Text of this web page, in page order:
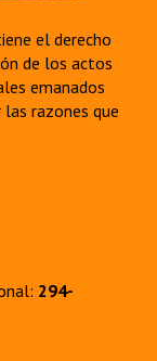
el derecho
de los actos
emanados
las razones que
294-